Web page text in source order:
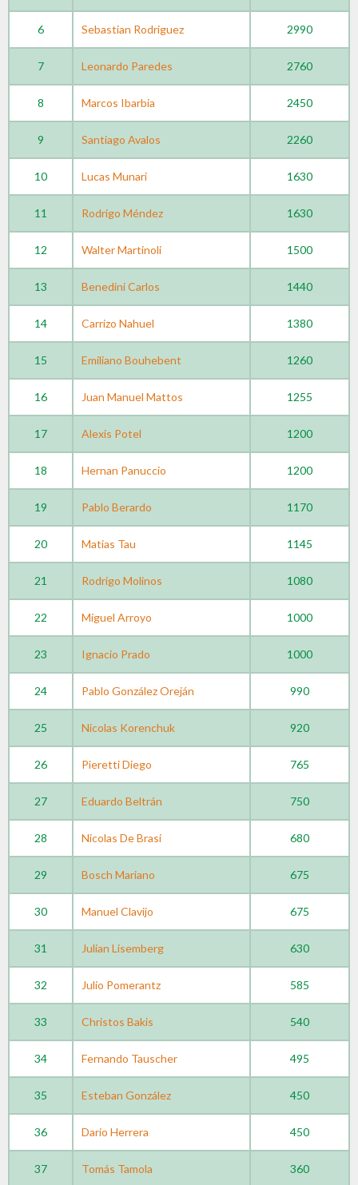
6 Sebastian Rodriguez 2990
7 Leonardo Paredes 2760
8 Marcos Ibarbia 2450
9 Santiago Avalos 2260
10 Lucas Munari 1630
11 Rodrigo Méndez 1630
12 Walter Martinoli 1500
13 Benedini Carlos 1440
14 Carrizo Nahuel 1380
15 Emiliano Bouhebent 1260
16 Juan Manuel Mattos 1255
17 Alexis Potel 1200
18 Hernan Panuccio 1200
19 Pablo Berardo 1170
20 Matias Tau 1145
21 Rodrigo Molinos 1080
22 Miguel Arroyo 1000
23 Ignacio Prado 1000
24 Pablo González Oreján 990
25 Nicolas Korenchuk 920
26 Pieretti Diego 765
27 Eduardo Beltrán 750
28 Nicolas De Brasi 680
29 Bosch Mariano 675
30 Manuel Clavijo 675
31 Julian Lisemberg 630
32 Julio Pomerantz 585
33 Christos Bakis 540
34 Fernando Tauscher 495
35 Esteban González 450
36 Dario Herrera 450
37 Tomás Tamola 360